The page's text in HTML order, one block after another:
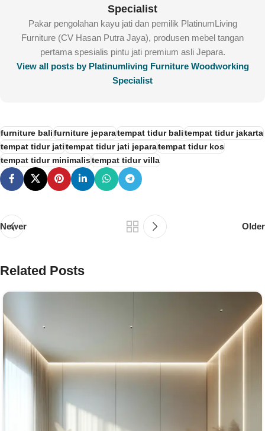
Specialist
Pakar pengolahan kayu jati dan pemilik PlatinumLiving
Furniture (CV Hasan Putra Jaya), produsen mebel tangan
pertama spesialis pintu jati premium asli Jepara.
View all posts by Platinumliving Furniture Woodworking
Specialist
furniture bali furniture jeparatempat tidur bali tempat tidur jakarta
tempat tidur jati tempat tidur jati jeparatempat tidur kos
tempat tidur minimalistempat tidur villa
Newer Older
Related Posts